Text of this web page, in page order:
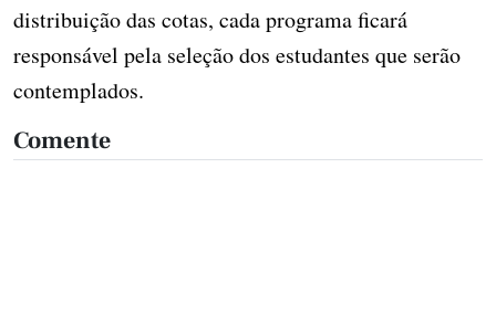
distribuição das cotas, cada programa ficará
responsável pela seleção dos estudantes que serão
contemplados.
Comente